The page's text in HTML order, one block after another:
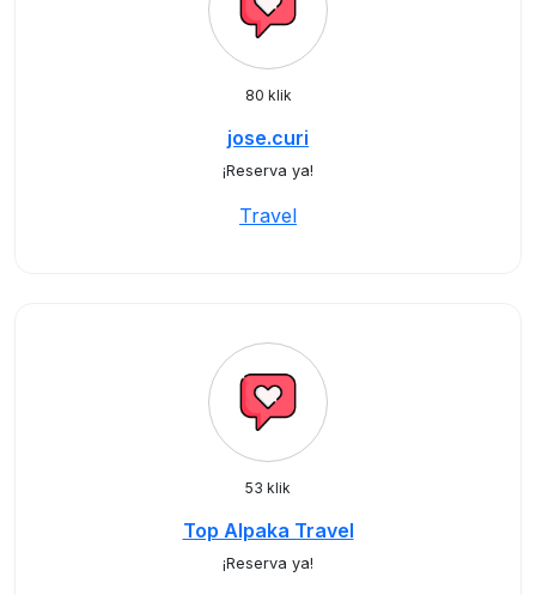
80 klik
jose.curi
¡Reserva ya!
Travel
53 klik
Top Alpaka Travel
¡Reserva ya!